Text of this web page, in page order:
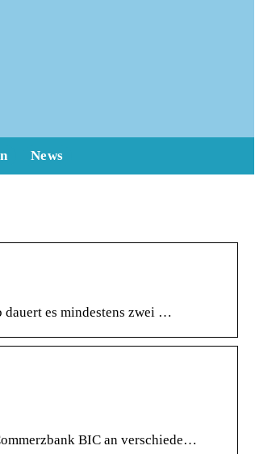
News
dauert es mindestens zwei …
BIC an verschiede…